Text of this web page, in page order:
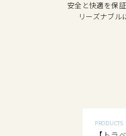
安全と快適を保
リーズナブル
PRODUCTS